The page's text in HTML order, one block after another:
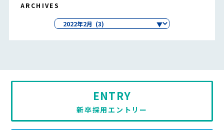
ARCHIVES
ENTRY
新卒採用エントリー